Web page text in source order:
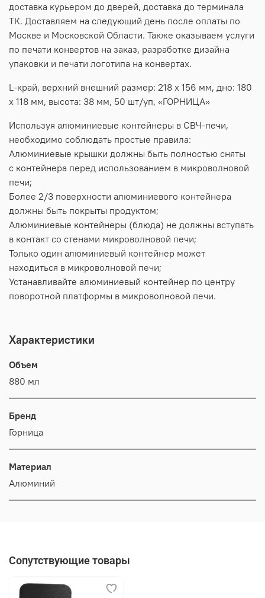
доставка курьером до дверей, доставка до терминала
ТК. Доставляем на следующий день после оплаты по
Москве и Московской Области. Также оказываем услуги
по печати конвертов на заказ, разработке дизайна
упаковки и печати логотипа на конвертах.
L-край, верxний внешний размер: 218 х 156 мм, дно: 180
х 118 мм, высота: 38 мм, 50 шт/уп, «ГОРНИЦА»
Используя алюминиевые контейнеры в СВЧ-печи,
необходимо соблюдать простые правила:
Алюминиевые крышки должны быть полностью сняты
с контейнера перед использованием в микроволновой
печи;
Более 2/3 поверхности алюминиевого контейнера
должны быть покрыты продуктом;
Алюминиевые контейнеры (блюда) не должны вступать
в контакт со стенами микроволновой печи;
Только один алюминиевый контейнер может
находиться в микроволновой печи;
Устанавливайте алюминиевый контейнер по центру
поворотной платформы в микроволновой печи.
Характеристики
Объем
880 мл
Бренд
Горница
Материал
Алюминий
Сопутствующие товары